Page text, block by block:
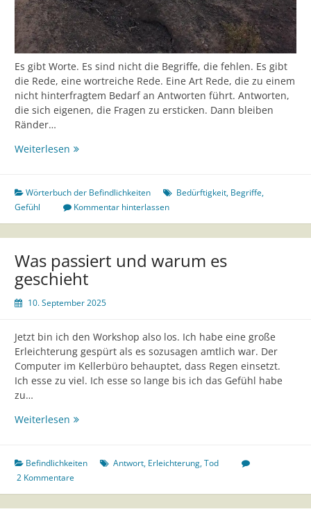
Es gibt Worte. Es sind nicht die Begriffe, die fehlen. Es gibt
die Rede, eine wortreiche Rede. Eine Art Rede, die zu einem
nicht hinterfragtem Bedarf an Antworten führt. Antworten,
die sich eigenen, die Fragen zu ersticken. Dann bleiben
Ränder…
Weiterlesen Bedürftig
Wörterbuch der Befindlichkeiten Bedürftigkeit, Begriffe,
Gefühl
Kommentar hinterlassen
Was passiert und warum es
geschieht
10. September 2025
Jetzt bin ich den Workshop also los. Ich habe eine große
Erleichterung gespürt als es sozusagen amtlich war. Der
Computer im Kellerbüro behauptet, dass Regen einsetzt.
Ich esse zu viel. Ich esse so lange bis ich das Gefühl habe
zu…
Weiterlesen Was
warum
es
geschieht
Befindlichkeiten Antwort, Erleichterung,Tod
2 Kommentare